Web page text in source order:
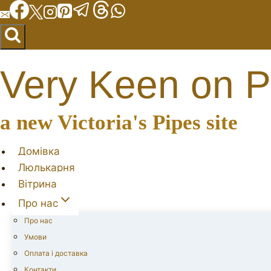
Перейти
до
вмісту
Very Keen on
a new Victoria's Pipes site
Домівка
Люлькарня
Вітрина
Про нас
Про нас
Умови
Оплата і доставка